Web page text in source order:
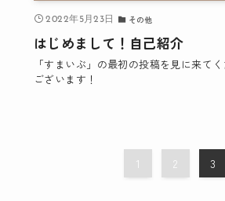
はじめまして！自己紹介
「すまいぶ」の最初の投稿を見に来て
ございます！
2022年5月23日 その他
1 2 3